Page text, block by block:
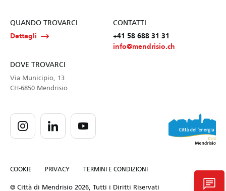
QUANDO TROVARCI
Dettagli
CONTATTI
+41 58 688 31 31
info@mendrisio.ch
DOVE TROVARCI
Via Municipio, 13
CH-6850 Mendrisio
COOKIE PRIVACY TERMINI E CONDIZIONI
© Città di Mendrisio 2026, Tutti i Diritti Riservati chat